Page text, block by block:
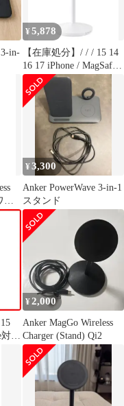
3-in-
¥ 5,878
【在庫処分】/ / / 15 14
16 17 iPhone / MagSafe
対応 ワイヤレス充電ス
テーション/ワイヤレス
出力 マグネット式 13
Qi2対応 (Stand) Charger
ホワイト Wireless
MagGo Anker
ット
テ
出
¥3,300
Anker PowerWave 3-in-1
スタンド
対応
力
対
ッ
¥2,000
Anker MagGo Wireless
Charger (Stand) Qi2